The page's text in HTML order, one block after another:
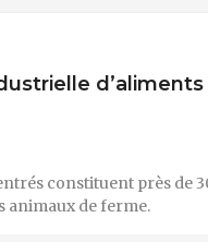
constituent près de
animaux de ferme.